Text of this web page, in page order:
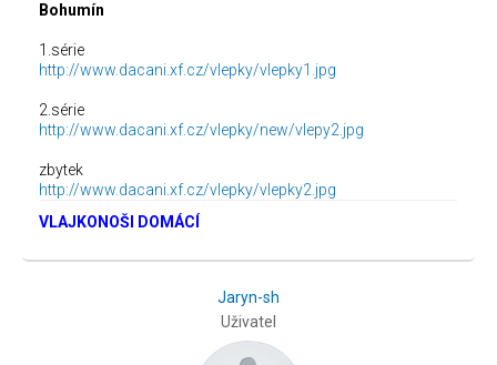
Bohumín
1.série
http://www.dacani.xf.cz/vlepky/vlepky1.jpg
2.série
http://www.dacani.xf.cz/vlepky/new/vlepy2.jpg
zbytek
http://www.dacani.xf.cz/vlepky/vlepky2.jpg
VLAJKONOŠI DOMÁCÍ
Jaryn-sh
Uživatel